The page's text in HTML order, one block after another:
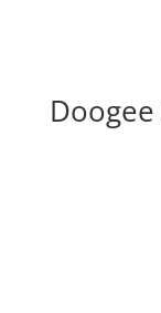
Doogee